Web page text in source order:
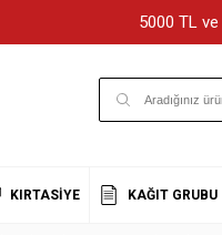
5000 TL
KIRTASIYE KAĞIT GRUBU